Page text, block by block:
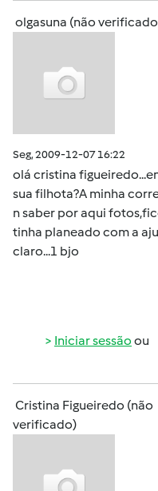
olgasuna (não
Seg, 2009-12-07 16:22
olá cristina
sua filhota?A minha
n saber por aqui
tinha planeado com a
claro...1 bjo
Iniciar sessão ou
Cristina Figueiredo (não
verificado)